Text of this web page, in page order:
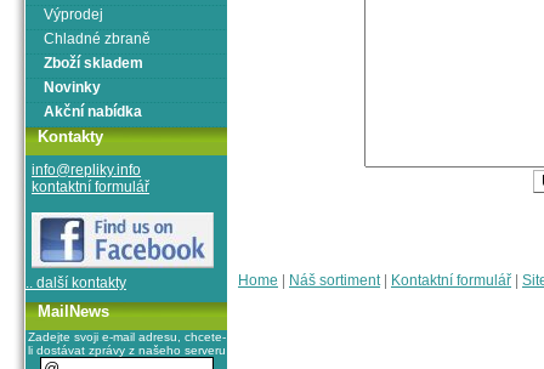
Home Náš sortiment| Kontaktní formulář
Výprodej
Chladné zbraně
Zboží skladem
Novinky
Akční nabídka
Kontakty
info@repliky.info
kontaktní formulář
.. další kontakty
MailNews
Zadejte svoji e-mail adresu, chcete-
li dostávat zprávy z našeho serveru